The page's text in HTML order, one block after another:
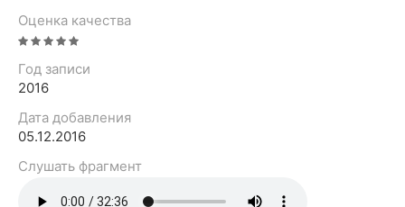
Оценка качества
Год записи
2016
Дата добавления
05.12.2016
Слушать фрагмент